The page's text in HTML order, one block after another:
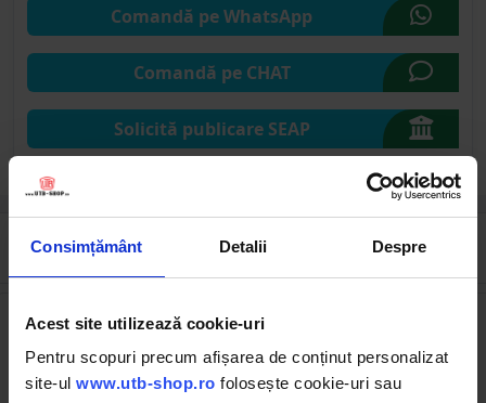
Consimțământ Detalii Despre
Acest site utilizează cookie-uri
Pentru scopuri precum afișarea de conținut personalizat
site-ul www.utb-shop.ro folosește cookie-uri sau
Comandă pe WhatsApp
Comandă pe CHAT
Solicită publicare SEAP
Cumpărate frecvent împreună